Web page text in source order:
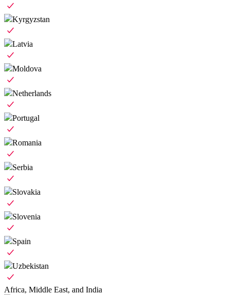
Kyrgyzstan
Latvia
Moldova
Netherlands
Portugal
Romania
Serbia
Slovakia
Slovenia
Spain
Uzbekistan
Africa, Middle East, and India